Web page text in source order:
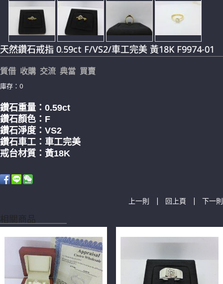
天然鑽石戒指 0.59ct F/VS2/車工完美 黃18K F9974-01
質借 收購 交流 典當 買賣
庫存：0
鑽石重量：0.59ct
鑽石顏色：F
鑽石淨度：VS2
鑽石車工：車工完美
戒台材質：黃18K
上一則 | 回上頁 | 下一則
相關商品